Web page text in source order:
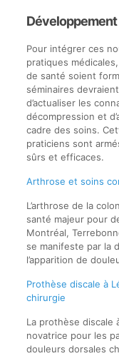
Pour intégrer ces
pratiques
de santé soient
séminaires
d’actualiser les
décompression et
cadre des soins.
praticiens sont
sûrs et efficaces.
Arthrose et soins
L’arthrose de la
santé majeur pour
Montréal,
se manifeste par la
l’apparition de
Prothèse discale à
chirurgie
La prothèse discale
novatrice pour les
douleurs dorsales